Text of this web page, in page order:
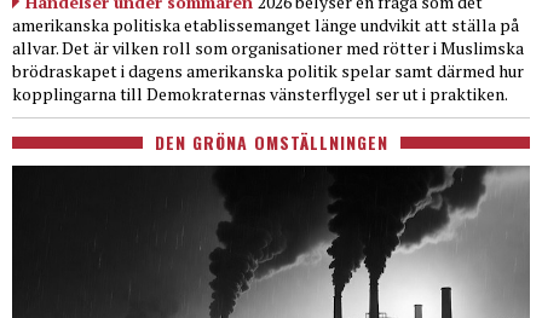
amerikanska politiska etablissemanget länge undvikit att ställa på
allvar. Det är vilken roll som organisationer med rötter i Muslimska
brödraskapet i dagens amerikanska politik spelar samt därmed hur
kopplingarna till Demokraternas vänsterflygel ser ut i praktiken.
DEN GRÖNA OMSTÄLLNINGEN